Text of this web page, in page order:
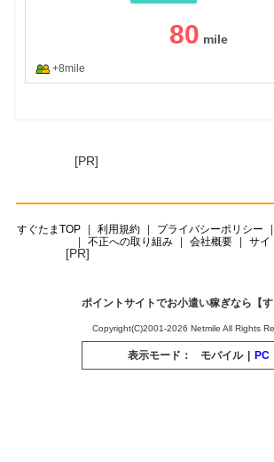
80
+8mile
[PR]
すぐたまTOP 利用規約 プライバシーポリシー
不正への取り組み
会社概要 サイ
[PR]
ポイントサイトでお小遣い稼ぎなら【す
Copyright(C)2001-2026 Netmile All Rights
表示モード： モバイル PC